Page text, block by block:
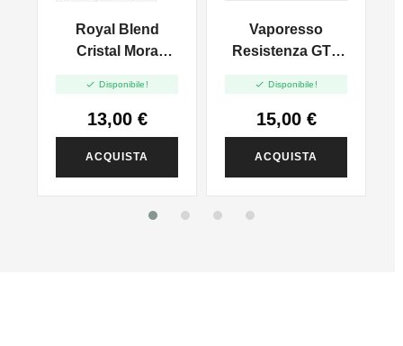
Royal Blend
Cristal Mora
Extra Ice - Vape
Shot 10ml
 Disponibile!
13,00 €
ACQUISTA
Vaporesso
Resistenza GTX
 Disponibile!
15,00 €
ACQUISTA